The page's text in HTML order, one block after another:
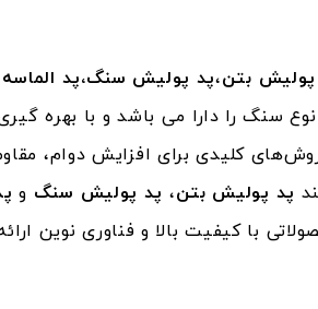
پولیش بتن،پد پولیش سنگ،پد الماسه
سنگ را دارا می باشد و با بهره
کلیدی برای افزایش دوام،
پد پولیش بتن، پد پولیش سنگ و
با کیفیت بالا و فناوری نوین